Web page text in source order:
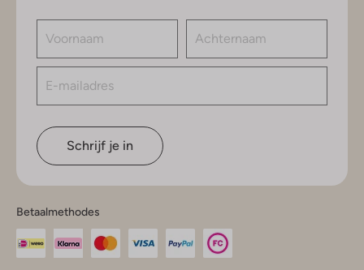
Schrijf je in
Betaalmethodes